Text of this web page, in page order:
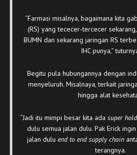
“Farmasi misalnya, bagaimana kita
(RS) yang tececer-tercecer
BUMN dan sekarang jaringan RS
IHC punya,”
Begitu pula hubungannya dengan
menyeluruh. Misalnaya, terkait
hingga alat
“Jadi itu mimpi besar kita ada super
dulu semua jalan dulu. Pak Erick
jalan dulu end to end supply chain
terangnya.